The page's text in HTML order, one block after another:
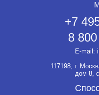
+7
8
E-mail:
117198, г.
дом 8,